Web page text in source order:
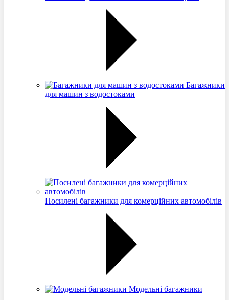
Багажники
для машин з водостоками
Посилені багажники для комерційних автомобілів
Модельні багажники